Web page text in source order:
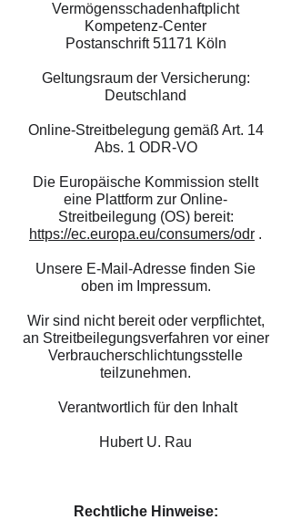
Vermögensschadenhaftplicht
Kompetenz-Center
Postanschrift 51171 Köln
Geltungsraum der Versicherung:
Deutschland
Online-Streitbelegung gemäß Art. 14
Abs. 1 ODR-VO
Die Europäische Kommission stellt
eine Plattform zur Online-
Streitbeilegung (OS) bereit:
https://ec.europa.eu/consumers/odr .
Unsere E-Mail-Adresse finden Sie
oben im Impressum.
Wir sind nicht bereit oder verpflichtet,
an Streitbeilegungsverfahren vor einer
Verbraucherschlichtungsstelle
teilzunehmen.
Verantwortlich für den Inhalt
Hubert U. Rau
Rechtliche Hinweise: